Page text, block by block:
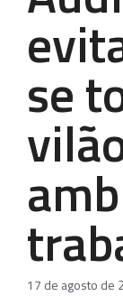
se
17 de agosto de